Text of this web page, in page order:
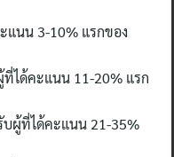
แนน 3-10% แรกของ
ที่ได้คะแนน 11-20% แรก
บผู้ที่ได้คะแนน 21-35%